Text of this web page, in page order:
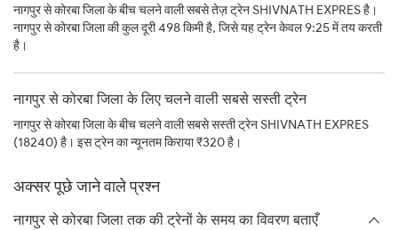
नागपुर से कोरबा जिला के बीच चलने वाली सबसे तेज़ ट्रेन SHIVNATH EXPRES है।
नागपुर से कोरबा जिला की कुल दूरी 498 किमी है, जिसे यह ट्रेन केवल 9:25 में तय करती
है।
नागपुर से कोरबा जिला के लिए चलने वाली सबसे सस्ती ट्रेन
नागपुर से कोरबा जिला के बीच चलने वाली सबसे सस्ती ट्रेन SHIVNATH EXPRES
(18240) है। इस ट्रेन का न्यूनतम किराया ₹320 है।
अक्सर पूछे जाने वाले प्रश्न
नागपुर से कोरबा जिला तक की ट्रेनों के समय का विवरण बताएँ